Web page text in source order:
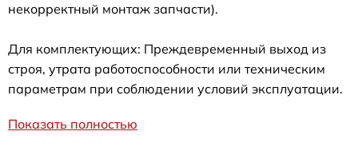
некорректный монтаж запчасти).
Для комплектующих: Преждевременный выход из
строя, утрата работоспособности или техническим
параметрам при соблюдении условий эксплуатации.
Показать полностью